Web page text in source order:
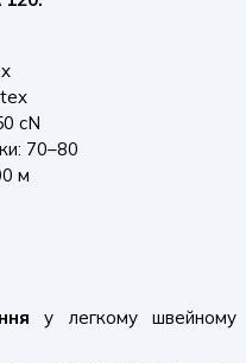
cN
70–80
м
у легкому швейному